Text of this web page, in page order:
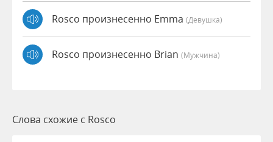
Rosco произнесенно Emma (девушка)
Rosco произнесенно Brian (мужчина)
Слова схожие с Rosco